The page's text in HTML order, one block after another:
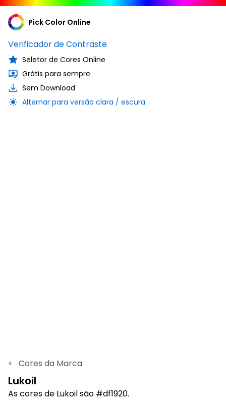
Pick Color Online
Verificador de Contraste
Seletor de Cores Online
Grátis para sempre
Sem Download
Alternar para versão clara / escura
< Cores da Marca
Lukoil
As cores de Lukoil são #df1920.